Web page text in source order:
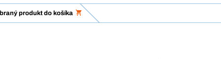
produkt do košíka